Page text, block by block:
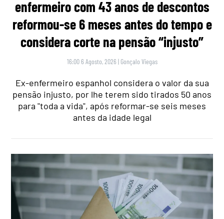
enfermeiro com 43 anos de descontos
reformou-se 6 meses antes do tempo e
considera corte na pensão “injusto”
16:00 6 Agosto, 2026 | Gonçalo Viegas
Ex-enfermeiro espanhol considera o valor da sua
pensão injusto, por lhe terem sido tirados 50 anos
para "toda a vida", após reformar-se seis meses
antes da idade legal